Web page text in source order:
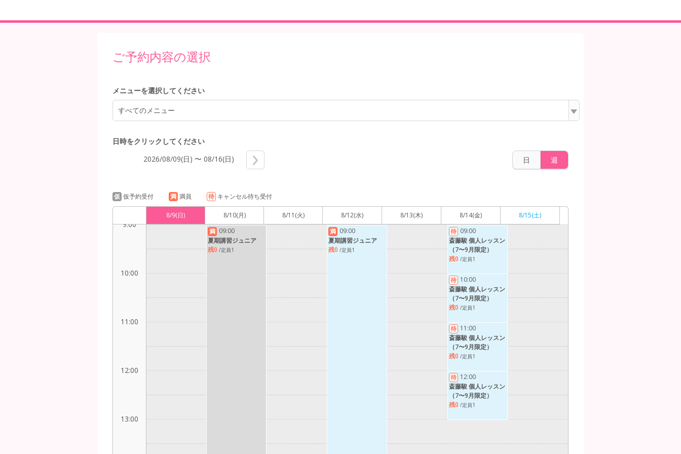
ご予約内容の選択
メニューを選択してください
すべてのメニュー
日時をクリックしてください
日
週
2026/08/09(日) 〜 08/16(日)
仮 仮予約受付 満 満員 待 キャンセル待ち受付
8/9(日) 8/10(月) 8/11 (火) 8/12(水) 8/13(木) 8/14(金) 8/15(土)
9:00
10:00
11:00
12:00
13:00
満 09:00
夏期講習ジュニア
残0 /定員1
満 09:00
夏期講習ジュニア
残0 /定員1
待 09:00
斎藤駿 個人レッスン
（7〜9月限定）
残0 /定員1
待 10:00
斎藤駿 個人レッスン
（7〜9月限定）
残0 /定員1
待 11:00
斎藤駿 個人レッスン
（7〜9月限定）
残0 /定員1
待 12:00
斎藤駿 個人レッスン
（7〜9月限定）
残0 /定員1